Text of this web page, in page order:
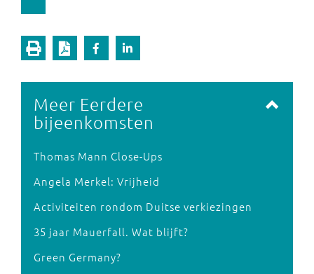
Meer Eerdere
bijeenkomsten
Thomas Mann Close-Ups
Angela Merkel: Vrijheid
Activiteiten rondom Duitse verkiezingen
35 jaar Mauerfall. Wat blijft?
Green Germany?